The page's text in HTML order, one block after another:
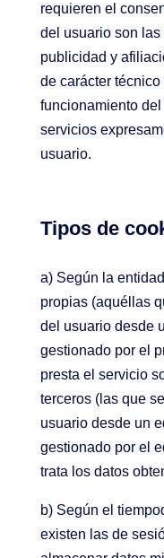
requieren el
del usuario son
publicidad y
de carácter
funcionamiento
servicios
usuario.
Tipos de
a) Según la
propias (aquéllas
del usuario desde
gestionado por el
presta el servicio
terceros (las que
usuario desde un
gestionado por el
trata los datos
b) Según el
existen las de